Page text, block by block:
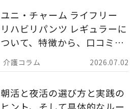
2026.07.02
ユニ・チャーム ライフリー
リハビリパンツ レギュラーに
ついて、特徴から、口コミ、
災害備蓄としての活用法まで
分かりやすく解説します。
朝活と夜活の選び方と実践の
ヒント、そして具体的なルー